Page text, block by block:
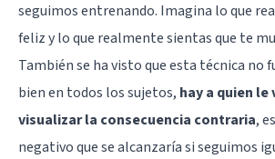
seguimos entrenando. Imagina lo que
feliz y lo que realmente sientas que te
También se ha visto que esta técnica no
bien en todos los sujetos, hay a quien le
visualizar la consecuencia contraria,
negativo que se alcanzaría si seguimos